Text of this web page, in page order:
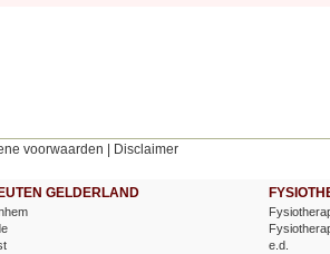
voorwaarden Disclaimer
GELDERLAND
e.d.